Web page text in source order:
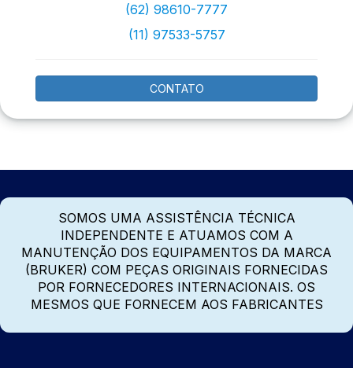
(62) 98610-7777
(11) 97533-5757
CONTATO
SOMOS UMA ASSISTÊNCIA TÉCNICA
INDEPENDENTE E ATUAMOS COM A
MANUTENÇÃO DOS EQUIPAMENTOS DA MARCA
(BRUKER) COM PEÇAS ORIGINAIS FORNECIDAS
POR FORNECEDORES INTERNACIONAIS. OS
MESMOS QUE FORNECEM AOS FABRICANTES